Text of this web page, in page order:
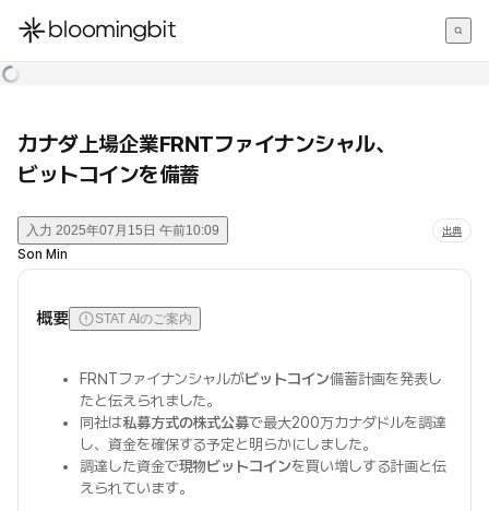
한국어
カナダ上場企業FRNTファイナンシャル、
ビットコインを備蓄
入力 2025年07月15日 午前10:09 出典
Son Min
概要 STAT AIのご案内
FRNTファイナンシャルがビットコイン備蓄計画を発表し
たと伝えられました。
同社は私募方式の株式公募で最大200万カナダドルを調達
し、資金を確保する予定と明らかにしました。
調達した資金で現物ビットコインを買い増しする計画と伝
えられています。